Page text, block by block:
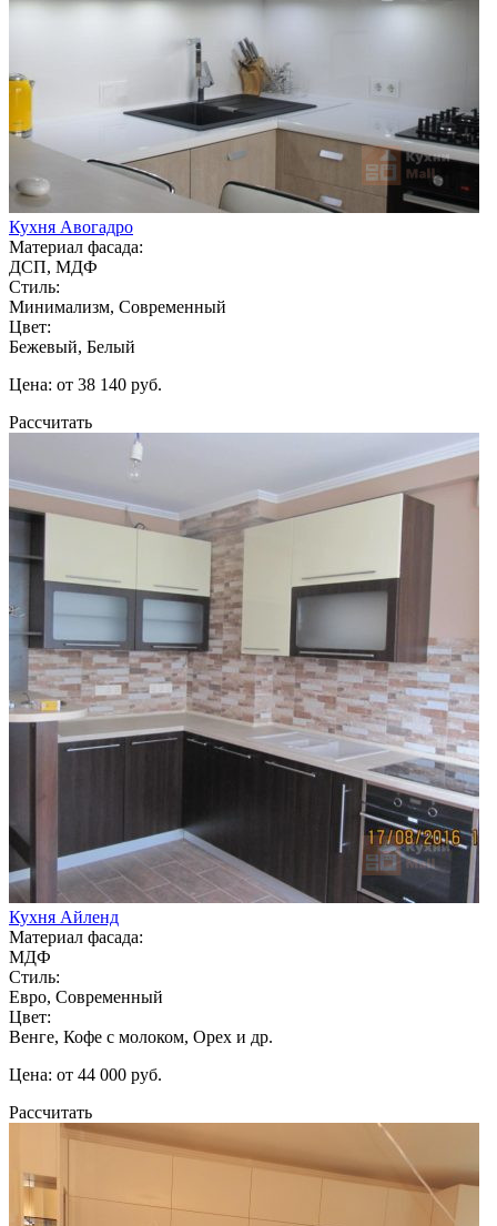
Кухня Авогадро
Материал фасада:
ДСП, МДФ
Стиль:
Минимализм, Современный
Цвет:
Бежевый, Белый
Цена: от 38 140 руб.
Рассчитать
Кухня Айленд
Материал фасада:
МДФ
Стиль:
Евро, Современный
Цвет:
Венге, Кофе с молоком, Орех и др.
Цена: от 44 000 руб.
Рассчитать